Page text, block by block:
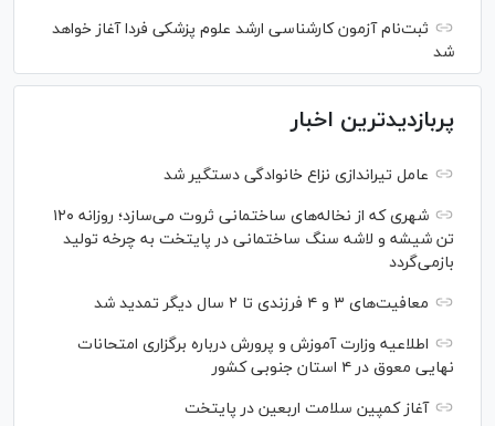
ثبت‌نام آزمون کارشناسی ارشد علوم پزشکی فردا آغاز خواهد
شد
پربازدیدترین اخبار
عامل تیراندازی نزاع خانوادگی دستگیر شد
شهری که از نخاله‌های ساختمانی ثروت می‌سازد؛ روزانه ۱۲۰
تن شیشه و لاشه سنگ ساختمانی در پایتخت به چرخه تولید
بازمی‌گردد
معافیت‌های ۳ و ۴ فرزندی تا ۲ سال دیگر تمدید شد
اطلاعیه وزارت آموزش و پرورش درباره برگزاری امتحانات
نهایی معوق در ۴ استان جنوبی کشور
آغاز کمپین سلامت اربعین در پایتخت